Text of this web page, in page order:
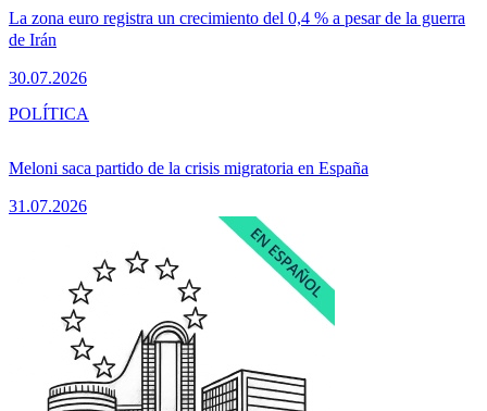
La zona euro registra un crecimiento del 0,4 % a pesar de la guerra
de Irán
30.07.2026
Meloni saca partido de la crisis migratoria en España
31.07.2026
POLÍTICA